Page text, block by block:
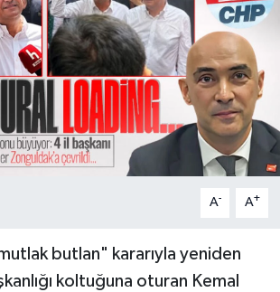
A- A+
butlan" kararıyla yeniden
koltuğuna oturan Kemal